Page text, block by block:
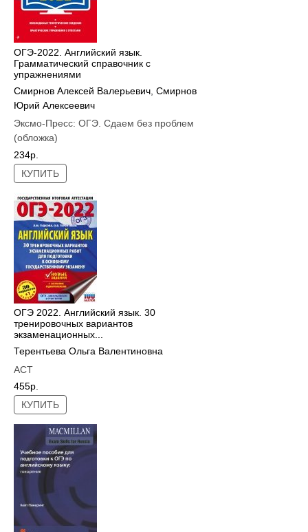
ОГЭ-2022. Английский язык.
Грамматический справочник с
упражнениями
Смирнов Алексей Валерьевич Смирнов
Юрий Алексеевич
Эксмо-Пресс: ОГЭ. Сдаем без проблем
(обложка)
234р.
КУПИТЬ
ОГЭ 2022. Английский язык. 30
тренировочных вариантов
экзаменационных...
Терентьева Ольга Валентиновна
АСТ
455р.
КУПИТЬ